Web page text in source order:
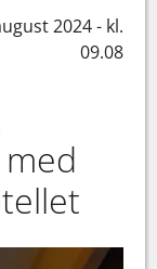
2024 - kl.
09.08